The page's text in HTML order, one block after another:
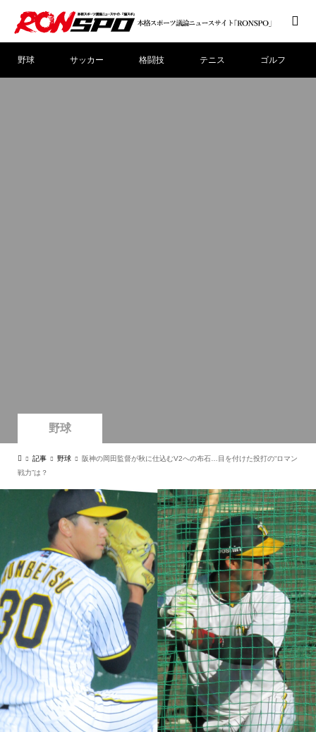
野球 サッカー 格闘技 テニス ゴルフ
野球
記事 野球
阪神の岡田監督が秋に仕込むV2への布石…目を付けた投打の“ロマン
戦力”は？